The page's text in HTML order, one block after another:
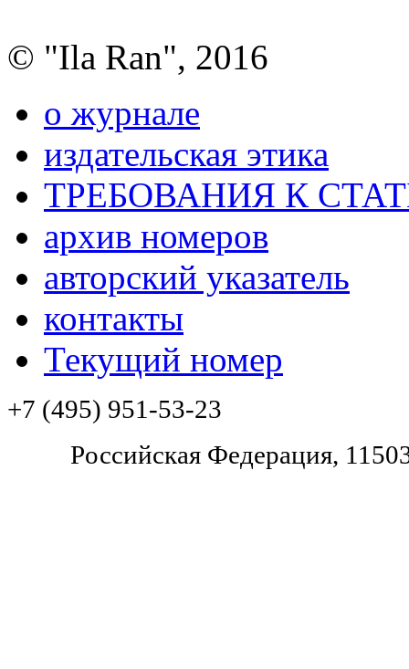
© "Ila Ran", 2016
о журнале
издательская этика
ТРЕБОВАНИЯ К
архив номеров
авторский указатель
контакты
Текущий номер
+7 (495) 951-53-23
Pоссийская Федерация,